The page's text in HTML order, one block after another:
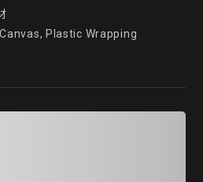
Plastic Wrapping